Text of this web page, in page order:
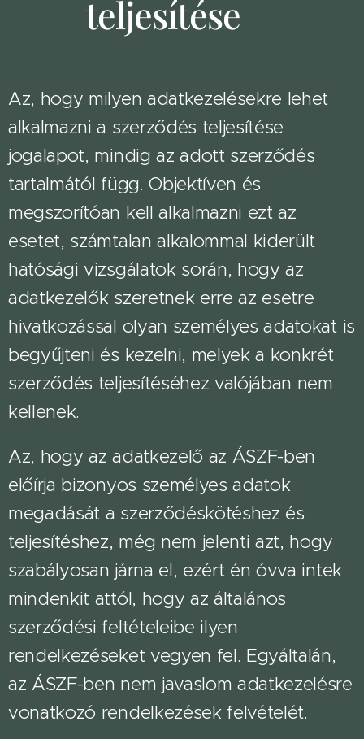
teljesítése
Az, hogy milyen adatkezelésekre lehet
alkalmazni a szerződés teljesítése
jogalapot, mindig az adott szerződés
tartalmától függ. Objektíven és
megszorítóan kell alkalmazni ezt az
esetet, számtalan alkalommal kiderült
hatósági vizsgálatok során, hogy az
adatkezelők szeretnek erre az esetre
hivatkozással olyan személyes adatokat is
begyűjteni és kezelni, melyek a konkrét
szerződés teljesítéséhez valójában nem
kellenek.
Az, hogy az adatkezelő az ÁSZF-ben
előírja bizonyos személyes adatok
megadását a szerződéskötéshez és
teljesítéshez, még nem jelenti azt, hogy
szabályosan járna el, ezért én óvva intek
mindenkit attól, hogy az általános
szerződési feltételeibe ilyen
rendelkezéseket vegyen fel. Egyáltalán,
az ÁSZF-ben nem javaslom adatkezelésre
vonatkozó rendelkezések felvételét.